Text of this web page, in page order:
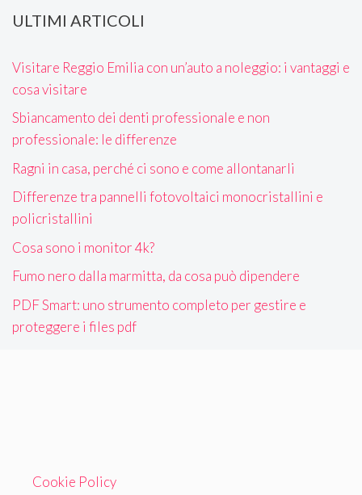
ULTIMI ARTICOLI
Visitare Reggio Emilia con un’auto a noleggio: i vantaggi e
cosa visitare
Sbiancamento dei denti professionale e non
professionale: le differenze
Ragni in casa, perché ci sono e come allontanarli
Differenze tra pannelli fotovoltaici monocristallini e
policristallini
Cosa sono i monitor 4k?
Fumo nero dalla marmitta, da cosa può dipendere
PDF Smart: uno strumento completo per gestire e
proteggere i files pdf
Cookie Policy